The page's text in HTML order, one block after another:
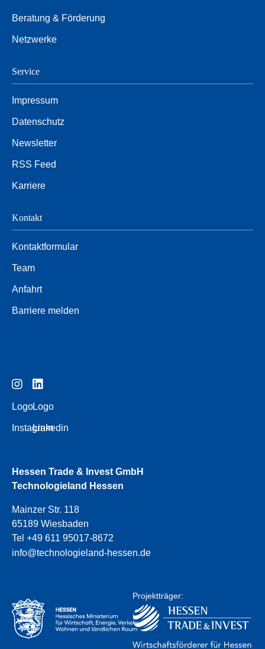
Beratung & Förderung
Netzwerke
Service
Impressum
Datenschutz
Newsletter
RSS Feed
Karriere
Kontakt
Kontaktformular
Team
Anfahrt
Barriere melden
Logo
Instagram
Logo
Linkedin
Hessen Trade & Invest GmbH
Technologieland Hessen
Mainzer Str. 118
65189 Wiesbaden
Tel +49 611 95017-8672
info@technologieland-hessen.de
Projektträger: